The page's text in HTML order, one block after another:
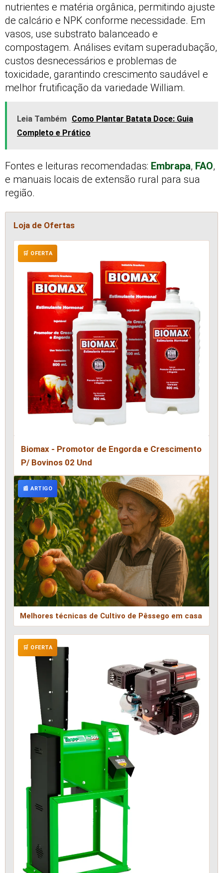
nutrientes e matéria orgânica, permitindo ajuste
de calcário e NPK conforme necessidade. Em
vasos, use substrato balanceado e
compostagem. Análises evitam superadubação,
custos desnecessários e problemas de
toxicidade, garantindo crescimento saudável e
melhor frutificação da variedade William.
Leia Também Como Plantar Batata Doce: Guia
Completo e Prático
Fontes e leituras recomendadas: Embrapa, FAO,
e manuais locais de extensão rural para sua
região.
Loja de Ofertas
🛒 OFERTA
Biomax - Promotor de Engorda e Crescimento
P/ Bovinos 02 Und
📰 ARTIGO
Melhores técnicas de Cultivo de Pêssego em casa
🛒 OFERTA